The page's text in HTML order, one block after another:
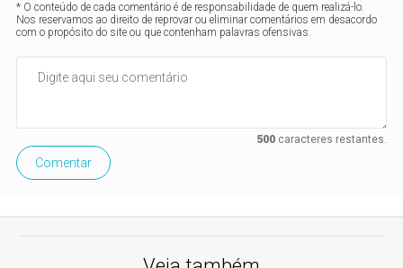
* O conteúdo de cada comentário é de responsabilidade de quem realizá-lo.
Nos reservamos ao direito de reprovar ou eliminar comentários em desacordo
com o propósito do site ou que contenham palavras ofensivas.
500caracteres restantes.
Comentar